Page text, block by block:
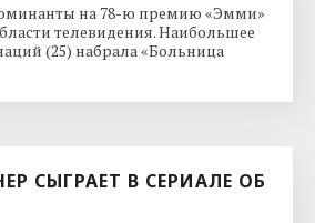
на 78-ю премию «Эмми»
телевидения. Наибольшее
(25) набрала «Больница
СЫГРАЕТ В СЕРИАЛЕ ОБ